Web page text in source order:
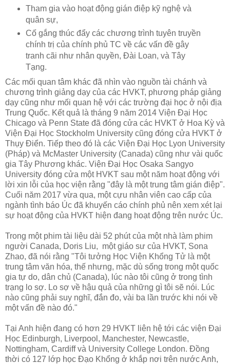
Tham gia vào hoạt động gián điệp kỹ nghệ và
quân sự,
Cố gắng thúc đẩy các chương trình tuyên truyền
chính trị của chính phủ TC về các vấn đề gây
tranh cãi như nhân quyền, Đài Loan, và Tây
Tạng.
Các mối quan tâm khác đã nhìn vào nguồn tài chánh và
chương trình giảng dạy của các HVKT, phương pháp giảng
dạy cũng như mối quan hệ với các trường đại học ở nội địa
Trung Quốc. Kết quả là tháng 9 năm 2014 Viện Đại Học
Chicago và Penn State đã đóng cửa các HVKT ở Hoa Kỳ và
Viện Đại Học Stockholm University cũng đóng cửa HVKT ở
Thụy Điển. Tiếp theo đó là các Viện Đại Học Lyon University
(Pháp) và McMaster University (Canada) cũng như vài quốc
gia Tây Phương khác. Viện Đại Học Osaka Sangyo
University đóng cửa một HVKT sau một năm hoạt động với
lời xin lỗi của học viện rằng "đây là một trung tâm gián điệp".
Cuối năm 2017 vừa qua, một cựu nhân viên cao cấp của
ngành tình báo Úc đã khuyến cáo chính phủ nên xem xét lại
sự hoạt động của HVKT hiện đang hoạt động trên nước Úc.
Trong một phim tài liệu dài 52 phút của một nhà làm phim
người Canada, Doris Liu, một giáo sư của HVKT, Sona
Zhao, đã nói rằng "Tôi tưởng Học Viện Khổng Tử là một
trung tâm văn hóa, thế nhưng, mặc dù sống trong một quốc
gia tự do, dân chủ (Canada), lúc nào tôi cũng ở trong tình
trạng lo sợ. Lo sợ về hậu quả của những gì tôi sẽ nói. Lúc
nào cũng phải suy nghĩ, đắn đo, vài ba lần trước khi nói về
một vấn đề nào đó."
Tại Anh hiện đang có hơn 29 HVKT liên hệ tới các viện Đại
Học Edinburgh, Liverpool, Manchester, Newcastle,
Nottingham, Cardiff và University College London. Đồng
thời có 127 lớp học Đạo Khổng ở khắp nơi trên nước Anh,